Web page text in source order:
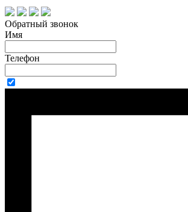
Обратный звонок
Имя
Телефон